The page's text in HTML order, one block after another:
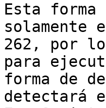
Esta
solamente
262, por
para
forma de
detectará